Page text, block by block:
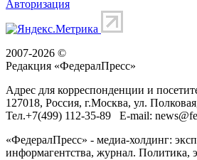
Авторизация
2007-2026 ©
Редакция «ФедералПресс»
Адрес для корреспонденции и
127018, Россия, г.Москва, ул.
Тел.+7(499) 112-35-89 E-mail:
«ФедералПресс» - медиа-холдинг:
информагентства, журнал. Политика,